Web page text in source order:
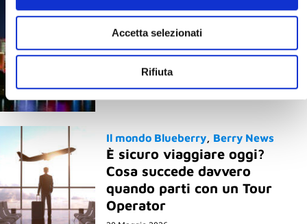
Accetta selezionati
Rifiuta
GiappoTour®
Yokohama: il Giappone che
sorprende, a un passo da
Tokyo
20 Gennaio 2026
Il mondo Blueberry Berry News
È sicuro viaggiare oggi?
Cosa succede davvero
quando parti con un Tour
Operator